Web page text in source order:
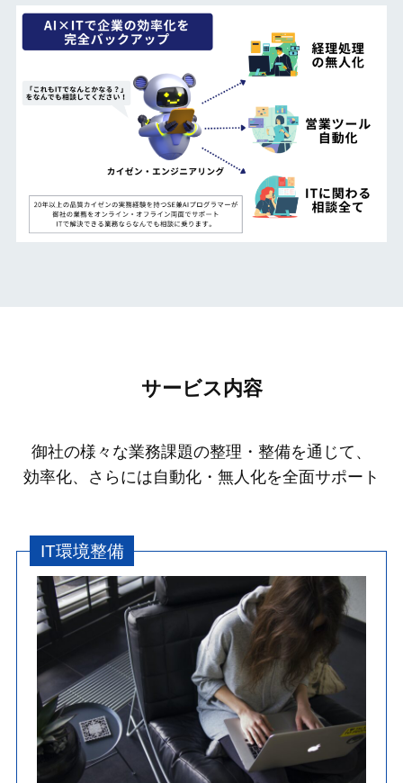
サービス内容
御社の様々な業務課題の整理・整備を通じて、
効率化、さらには自動化・無人化を全面サポート
IT環境整備